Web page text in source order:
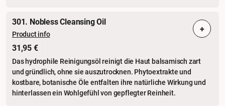
301. Nobless Cleansing Oil
Product info
31,95 €
Das hydrophile Reinigungsöl reinigt die Haut balsamisch zart
und gründlich, ohne sie auszutrocknen. Phytoextrakte und
kostbare, botanische Öle entfalten ihre natürliche Wirkung und
hinterlassen ein Wohlgefühl von gepflegter Reinheit.
+